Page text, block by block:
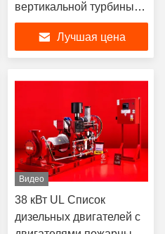
вертикальной турбины
GPM противопожарных с
управляемыми
двигателем дизеля/
Лучшая цена
Видео
38 кВт UL Список
дизельных двигателей с